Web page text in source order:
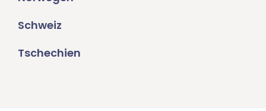
Schweiz
Tschechien